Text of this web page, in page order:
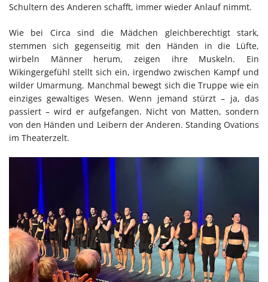
Schultern des Anderen schafft, immer wieder Anlauf nimmt.
Wie bei Circa sind die Mädchen gleichberechtigt stark,
stemmen sich gegenseitig mit den Händen in die Lüfte,
wirbeln Männer herum, zeigen ihre Muskeln. Ein
Wikingergefühl stellt sich ein, irgendwo zwischen Kampf und
wilder Umarmung. Manchmal bewegt sich die Truppe wie ein
einziges gewaltiges Wesen. Wenn jemand stürzt – ja, das
passiert – wird er aufgefangen. Nicht von Matten, sondern
von den Händen und Leibern der Anderen. Standing Ovations
im Theaterzelt.